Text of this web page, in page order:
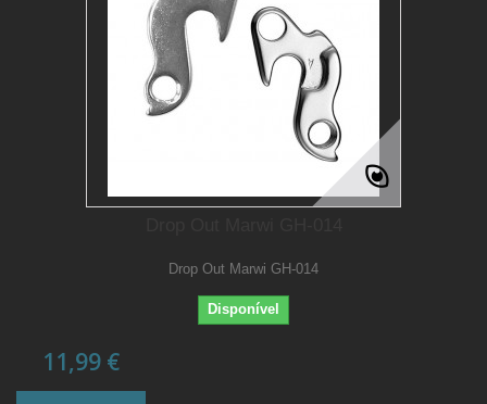
Drop Out Marwi GH-014
Disponível
11,99 €